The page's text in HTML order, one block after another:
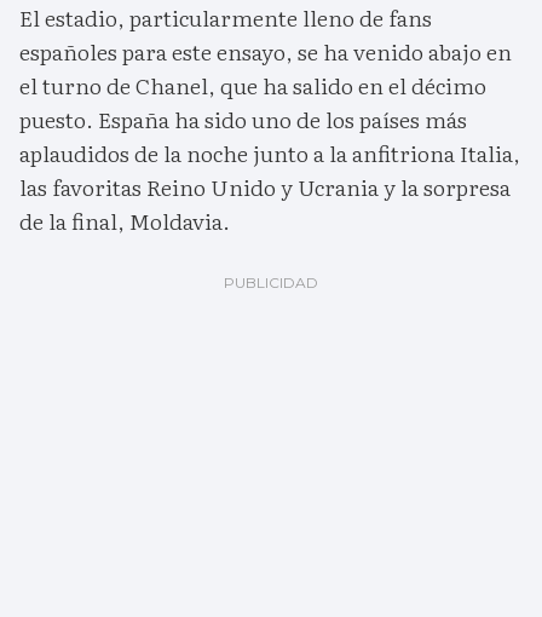
El estadio, particularmente lleno de fans
españoles para este ensayo, se ha venido abajo en
el turno de Chanel, que ha salido en el décimo
puesto. España ha sido uno de los países más
aplaudidos de la noche junto a la anfitriona Italia,
las favoritas Reino Unido y Ucrania y la sorpresa
de la final, Moldavia.